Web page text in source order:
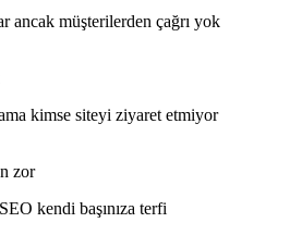
ancak müşterilerden çağrı yok
kimse siteyi ziyaret etmiyor
zor
kendi başınıza terfi